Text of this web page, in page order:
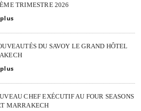
TRIMESTRE 2026
DU SAVOY LE GRAND HÔTEL
CHEF EXÉCUTIF AU FOUR SEASONS
MARRAKECH